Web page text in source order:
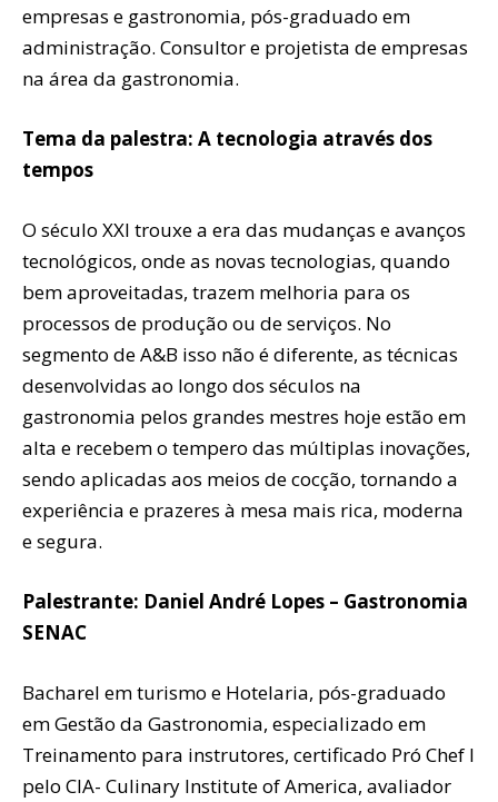
empresas e gastronomia, pós-graduado em
administração. Consultor e projetista de empresas
na área da gastronomia.
Tema da palestra: A tecnologia através dos
tempos
O século XXI trouxe a era das mudanças e avanços
tecnológicos, onde as novas tecnologias, quando
bem aproveitadas, trazem melhoria para os
processos de produção ou de serviços. No
segmento de A&B isso não é diferente, as técnicas
desenvolvidas ao longo dos séculos na
gastronomia pelos grandes mestres hoje estão em
alta e recebem o tempero das múltiplas inovações,
sendo aplicadas aos meios de cocção, tornando a
experiência e prazeres à mesa mais rica, moderna
e segura.
Palestrante: Daniel André Lopes – Gastronomia
SENAC
Bacharel em turismo e Hotelaria, pós-graduado
em Gestão da Gastronomia, especializado em
Treinamento para instrutores, certificado Pró Chef I
pelo CIA- Culinary Institute of America, avaliador